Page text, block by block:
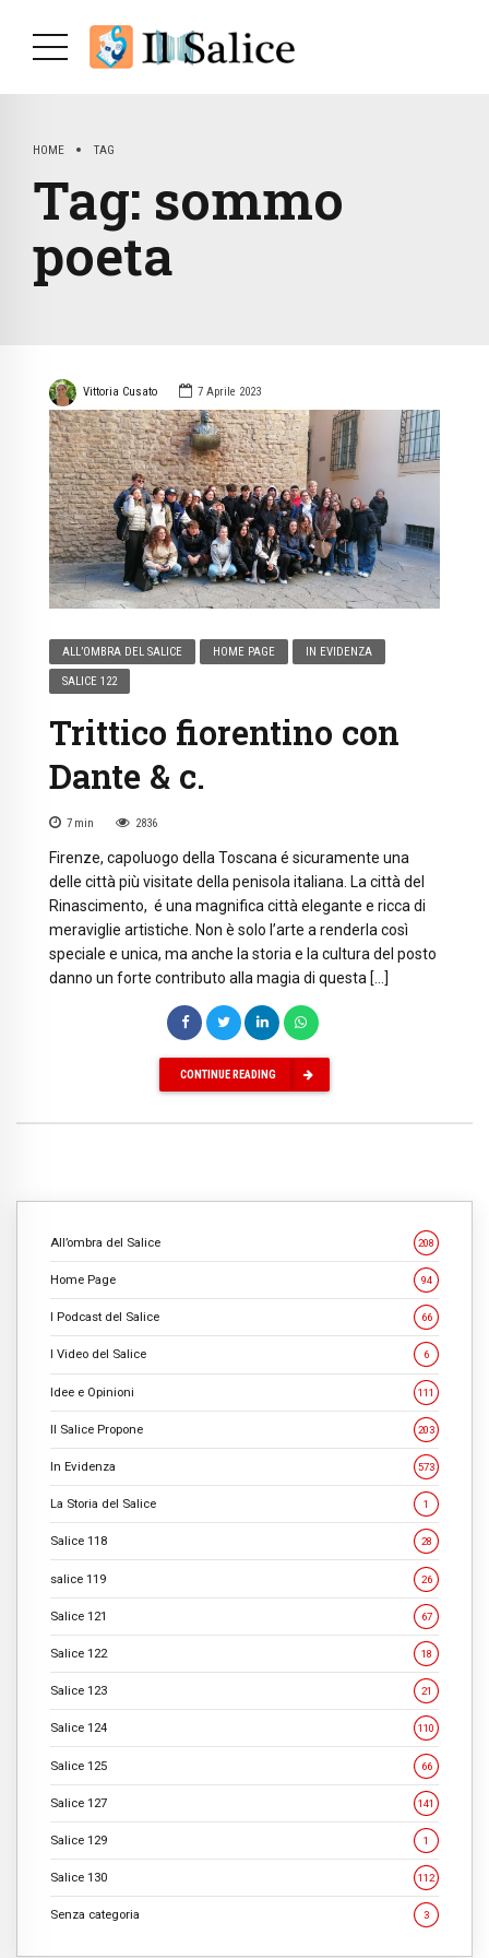
HOME TAG
Tag: sommo
poeta
Vittoria Cusato 7 Aprile 2023
ALL’OMBRA DEL SALICE HOME PAGE IN EVIDENZA
SALICE 122
Trittico fiorentino con
Dante & c.
7 min 2836
Firenze, capoluogo della Toscana é sicuramente una
delle città più visitate della penisola italiana. La città del
Rinascimento, é una magnifica città elegante e ricca di
meraviglie artistiche. Non è solo l’arte a renderla così
speciale e unica, ma anche la storia e la cultura del posto
danno un forte contributo alla magia di questa […]
CONTINUE READING
All’ombra del Salice 208
Home Page 94
I Podcast del Salice 66
I Video del Salice 6
Idee e Opinioni 111
Il Salice Propone 203
In Evidenza 573
La Storia del Salice 1
Salice 118 28
salice 119 26
Salice 121 67
Salice 122 18
Salice 123 21
Salice 124 110
Salice 125 66
Salice 127 141
Salice 129 1
Salice 130 112
Senza categoria 3